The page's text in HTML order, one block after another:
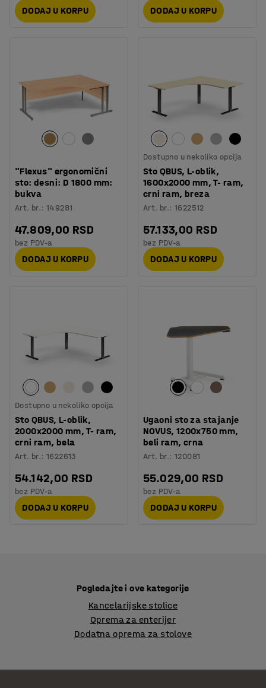
DODAJ U KORPU DODAJ U KORPU
"Flexus" ergonomični
sto: desni: D 1800 mm:
bukva
Art. br.:149281
47.809,00 RSD
bez PDV-a
DODAJ U KORPU
Dostupno u nekoliko opcija
Sto QBUS, L-oblik,
1600x2000 mm, T- ram,
crni ram, breza
Art. br.:1622512
57.133,00 RSD
bez PDV-a
DODAJ U KORPU
Dostupno u nekoliko opcija
Sto QBUS, L-oblik,
2000x2000 mm, T- ram,
crni ram, bela
Art. br.:1622613
54.142,00 RSD
bez PDV-a
DODAJ U KORPU
Ugaoni sto za stajanje
NOVUS, 1200x750 mm,
beli ram, crna
Art. br.:120081
55.029,00 RSD
bez PDV-a
DODAJ U KORPU
Pogledajte i ove kategorije
Kancelarijske stolice
Oprema za enterijer
Dodatna oprema za stolove